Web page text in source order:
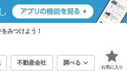
みつけよう！
不動産会社 調べる
お気に入り